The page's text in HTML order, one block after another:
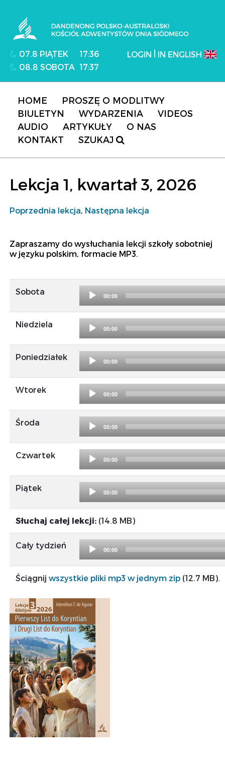
Adwentystów Dnia Siódmego
LOGIN IN ENGLISH
07.8 PIĄTEK
17:36
08.8 SOBOTA 17:37
HOME
PROSZĘ O MODLITWY
BIULETYN
WYDARZENIA
VIDEOS
AUDIO
ARTYKUŁY
O NAS
KONTAKT
SZUKAJ
Lekcja 1, kwartał 3, 2026
Poprzednia lekcja, Następna lekcja
Zapraszamy do wysłuchania lekcji szkoły sobotniej
w języku polskim, formacie MP3.
Sobota
Audio
00:00
Niedziela
Audio
00:00
Poniedziałek
Audio
00:00
Wtorek
Audio
00:00
Środa
Audio
00:00
Czwartek
Audio
00:00
Piątek
Audio
00:00
Słuchaj całej lekcji: (14.8 MB)
Cały tydzień
Audio
00:00
Ściągnijwszystkie pliki mp3 w jednym zip (12.7 MB).